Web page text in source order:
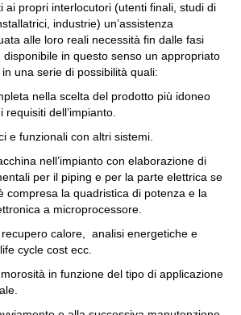
ai propri interlocutori (utenti finali, studi di
industrie) un’assistenza
alle loro reali necessità fin dalle fasi
disponibile in questo senso un appropriato
una serie di possibilità quali:
nella scelta del prodotto più idoneo
requisiti dell’impianto.
e funzionali con altri sistemi.
nell’impianto con elaborazione di
per il piping e per la parte elettrica se
compresa la quadristica di potenza e la
a microprocessore.
recupero calore, analisi energetiche e
cycle cost ecc.
in funzione del tipo di applicazione